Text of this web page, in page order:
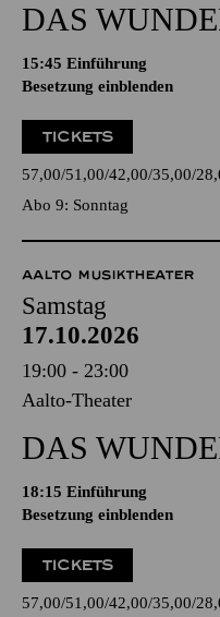
DAS
15:45 Einführung
Besetzung einblenden
TICKETS
57,00 51,00 42,00 35,00
Abo 9: Sonntag
AALTO MUSIKTHEATER
Samstag
17.10.2026
19:00 - 23:00
Aalto-Theater
DAS
18:15 Einführung
Besetzung einblenden
TICKETS
57,00 51,00 42,00 35,00